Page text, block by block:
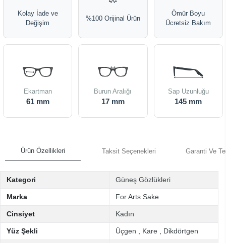
Kolay İade ve
Değişim
%100 Orijinal Ürün
Ömür Boyu
Ücretsiz Bakım
Ekartman
61 mm
Burun Aralığı
17 mm
Sap Uzunluğu
145 mm
Ürün Özellikleri Taksit Seçenekleri Garanti Ve
Kategori Güneş Gözlükleri
Marka For Arts Sake
Cinsiyet Kadın
Yüz Şekli Üçgen Kare Dikdörtgen